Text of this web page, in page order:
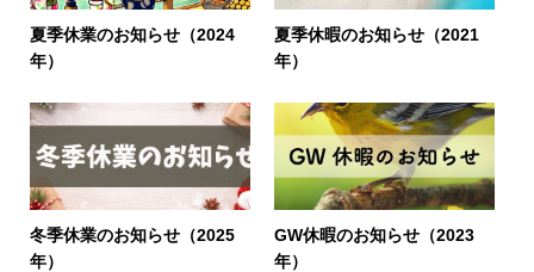
夏季休業のお知らせ（2024
年）
夏季休暇のお知らせ（2021
年）
冬季休業のお知らせ（2025
年）
GW休暇のお知らせ（2023
年）